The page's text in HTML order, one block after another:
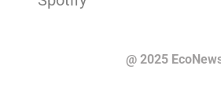
@ 2025